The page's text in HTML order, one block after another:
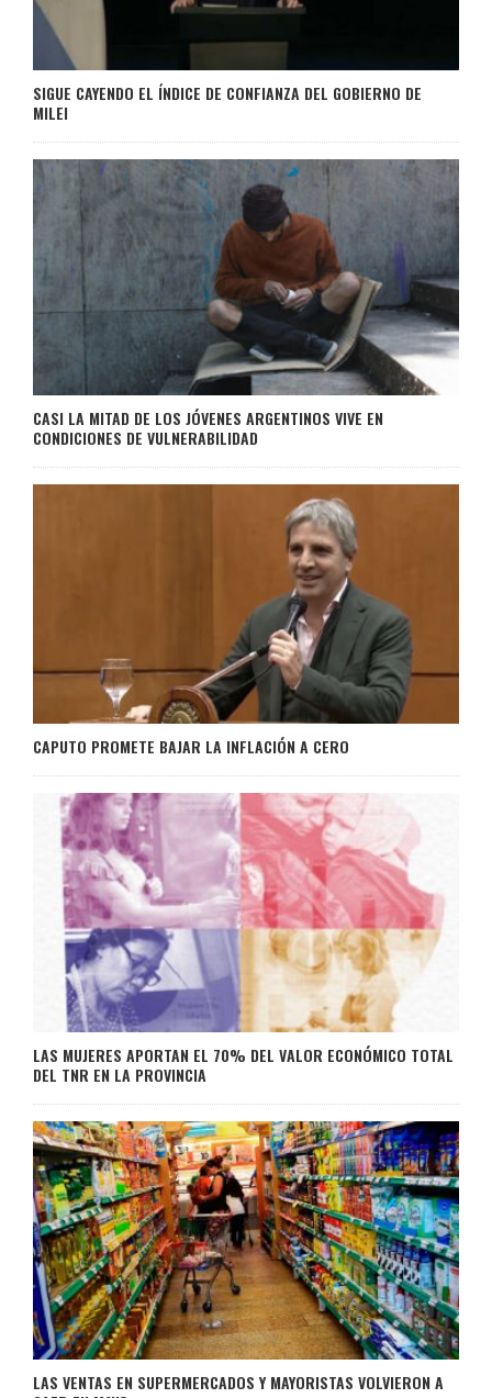
SIGUE CAYENDO EL ÍNDICE DE CONFIANZA DEL GOBIERNO DE
MILEI
CASI LA MITAD DE LOS JÓVENES ARGENTINOS VIVE EN
CONDICIONES DE VULNERABILIDAD
CAPUTO PROMETE BAJAR LA INFLACIÓN A CERO
LAS MUJERES APORTAN EL 70% DEL VALOR ECONÓMICO TOTAL
DEL TNR EN LA PROVINCIA
LAS VENTAS EN SUPERMERCADOS Y MAYORISTAS VOLVIERON A